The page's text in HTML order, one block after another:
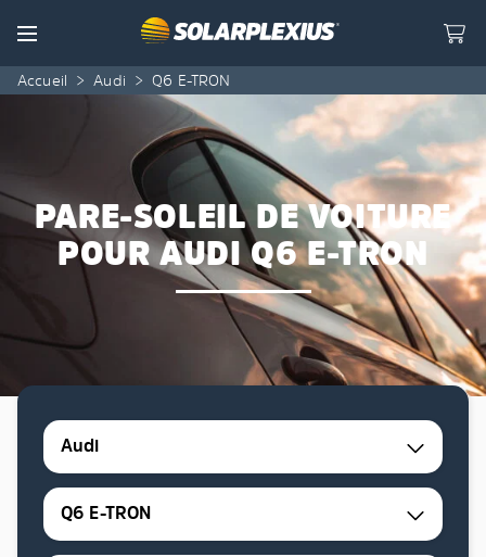
Menu
Accueil > Audi > Q6 E-TRON
PARE-SOLEIL DE VOITURE
POUR AUDI Q6 E-TRON
Audi
Q6 E-TRON